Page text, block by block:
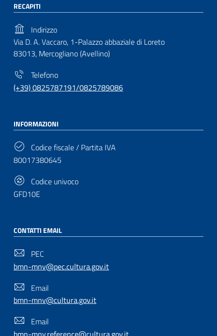
RECAPITI
Indirizzo
Via D. A. Vaccaro, 1-Palazzo abbaziale di Loreto
83013, Mercogliano (Avellino)
Telefono
(+39) 0825787191/0825789086
INFORMAZIONI
Codice fiscale / Partita IVA
80017380645
Codice univoco
GFD10E
CONTATTI EMAIL
PEC
bmn-mnv@pec.cultura.gov.it
Email
bmn-mnv@cultura.gov.it
Email